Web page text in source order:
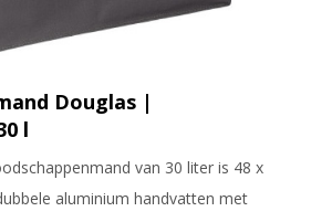
Douglas |
l
van 30 liter is 48 x
aluminium handvatten met